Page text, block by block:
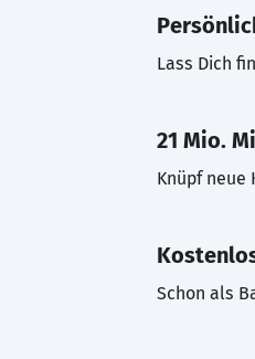
Lass Dich
21 Mio.
Knüpf neue
Schon als